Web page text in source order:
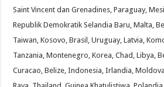
Saint Vincent dan Grenadines, Paraguay,
Republik Demokratik Selandia Baru, Malta,
Taiwan, Kosovo, Brasil, Uruguay, Latvia,
Tanzania, Montenegro, Korea, Chad, Libya,
Curacao, Belize, Indonesia, Irlandia,